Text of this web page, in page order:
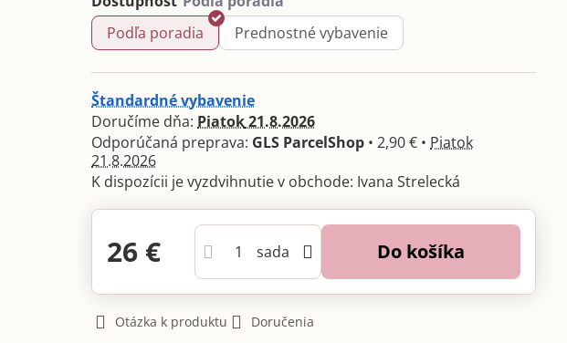
Podľa poradia
Prednostné vybavenie
Štandardné vybavenie
Doručíme dňa: Piatok21.8.2026
GLS ParcelShop •2,90 € • Piatok
21.8.2026
Ivana Strelecká
26 € sada Do košíka
Otázka k produktu Doručenia